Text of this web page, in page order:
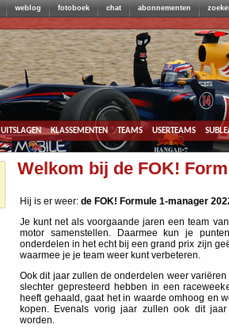
weblog fotoboek chat abonnementen
uitslagen klassementen teams userteams
Welkom bij de FOK!
Hij is er weer: de FOK! Formule 1-manager
Je kunt net als voorgaande jaren een team
motor samenstellen. Daarmee kun je
onderdelen in het echt bij een grand prix zijn
waarmee je je team weer kunt verbeteren.
Ook dit jaar zullen de onderdelen weer
slechter gepresteerd hebben in een
heeft gehaald, gaat het in waarde omhoog en
kopen. Evenals vorig jaar zullen ook dit
worden.